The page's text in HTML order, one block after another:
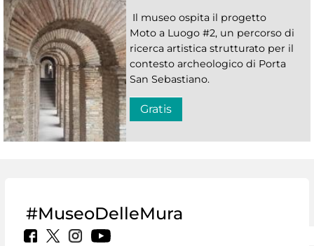
Il museo ospita il progetto
Moto a Luogo #2, un percorso di
ricerca artistica strutturato per il
contesto archeologico di Porta
San Sebastiano.
Gratis
#MuseoDelleMura